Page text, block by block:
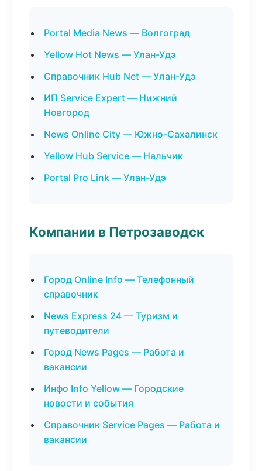
Portal Media News — Волгоград
Yellow Hot News — Улан-Удэ
Справочник Hub Net — Улан-Удэ
ИП Service Expert — Нижний
Новгород
News Online City — Южно-Сахалинск
Yellow Hub Service — Нальчик
Portal Pro Link — Улан-Удэ
Компании в Петрозаводск
Город Online Info — Телефонный
справочник
News Express 24 — Туризм и
путеводители
Город News Pages — Работа и
вакансии
Инфо Info Yellow — Городские
новости и события
Справочник Service Pages — Работа и
вакансии